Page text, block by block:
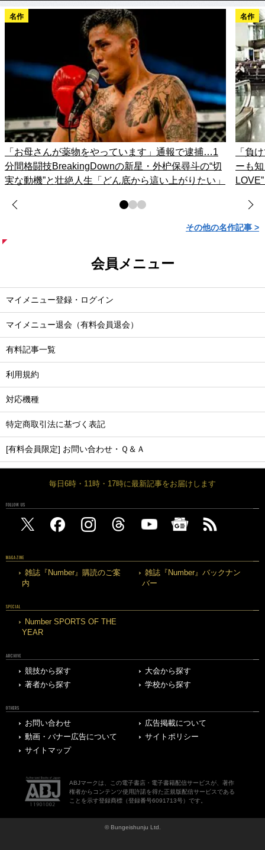
名作
「お母さんが薬物をやっています」通報で逮捕…1
分間格闘技BreakingDownの新星・外枦保尋斗の“切
実な動機”と壮絶人生「どん底から這い上がりたい」
名作
「負
ーも
その他の名作記事 >
会員メニュー
マイメニュー登録・ログイン
マイメニュー退会（有料会員退会）
有料記事一覧
利用規約
対応機種
特定商取引法に基づく表記
[有料会員限定] お問い合わせ・Ｑ＆Ａ
毎日6時・11時・17時に最新記事をお届けします
FOLLOW US
MAGAZINE
雑誌『Number』購読のご案
内
雑誌『Number』バックナン
バー
SPECIAL
Number SPORTS OF THE
YEAR
ARCHIVE
競技から探す
大会から探す
著者から探す
学校から探す
OTHERS
お問い合わせ
広告掲載について
動画・バナー広告について
サイトポリシー
サイトマップ
ABJマークは、この電子書店・電子書籍配信サービスが、著作
権者からコンテンツ使用許諾を得た正規版配信サービスである
ことを示す登録商標（登録番号6091713号）です。
© Bungeishunju Ltd.